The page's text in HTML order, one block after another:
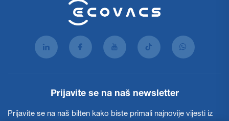
Prijavite se na naš newsletter
Prijavite se na naš bilten kako biste primali najnovije vijesti iz